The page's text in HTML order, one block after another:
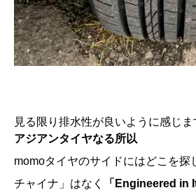
見る限り排水性が良いように感じま
アジアンタイヤなる所以
momoタイヤのサイドにはどこを探
チャイナ」はなく
「Engineered in